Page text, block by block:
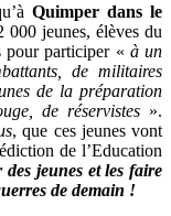
Quimper dans le
jeunes, élèves du
pour participer « à un
de militaires
de la préparation
de réservistes ».
, que ces jeunes vont
de l’Education
des jeunes et les faire
de demain !